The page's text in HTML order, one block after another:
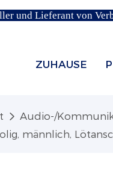
und Lieferant von
ZUHAUSE
Audio-/
männlich,